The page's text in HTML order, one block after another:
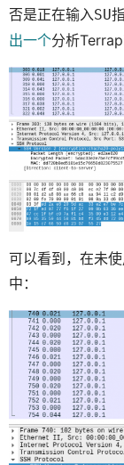
否是正在输入SU
出一个分析
可以看到，在未
中：